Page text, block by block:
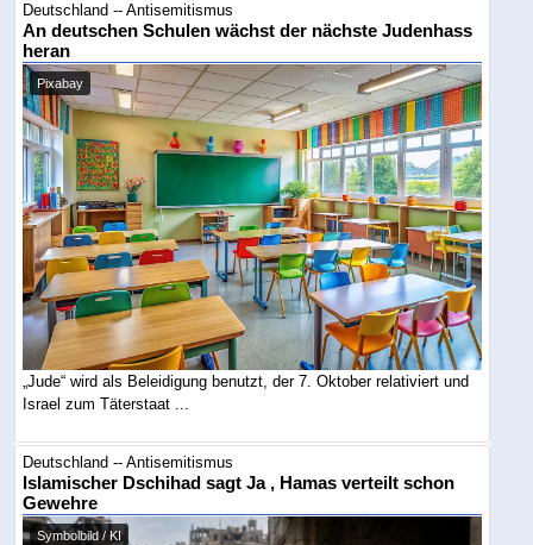
Deutschland -- Antisemitismus
An deutschen Schulen wächst der nächste Judenhass
heran
Pixabay
„Jude“ wird als Beleidigung benutzt, der 7. Oktober relativiert und
Israel zum Täterstaat ...
Deutschland -- Antisemitismus
Islamischer Dschihad sagt Ja , Hamas verteilt schon
Gewehre
Symbolbild / KI